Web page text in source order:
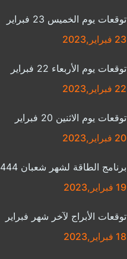
توقعات يوم الخميس 23 فبراير
23 فبراير,2023
توقعات يوم الأربعاء 22 فبراير
22 فبراير,2023
توقعات يوم الاثنين 20 فبراير
20 فبراير,2023
برنامج الطاقة لشهر شعبان 1444 هـ
19 فبراير,2023
توقعات الأبراج لآخر شهر فبراير
18 فبراير,2023